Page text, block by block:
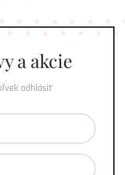
a akcie
odhlásiť